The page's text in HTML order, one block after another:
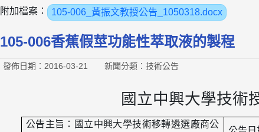
附加檔案： 105-006_黃振文教授公告_1050318.docx
105-006香蕉假莖功能性萃取液的製程
發佈日期：2016-03-21 新聞分類：技術公告
國立中興大學技術
公告主旨：國立中興大學技術移轉遴選廠商公